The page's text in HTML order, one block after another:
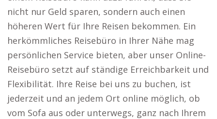
nicht nur Geld sparen, sondern auch einen
höheren Wert für Ihre Reisen bekommen. Ein
herkömmliches Reisebüro in Ihrer Nähe mag
persönlichen Service bieten, aber unser Online-
Reisebüro setzt auf ständige Erreichbarkeit und
Flexibilität. Ihre Reise bei uns zu buchen, ist
jederzeit und an jedem Ort online möglich, ob
vom Sofa aus oder unterwegs, ganz nach Ihrem